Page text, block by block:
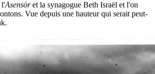
l'Asensöret la synagogue Beth Israël et l'on
Vue depuis une hauteur qui serait peut-